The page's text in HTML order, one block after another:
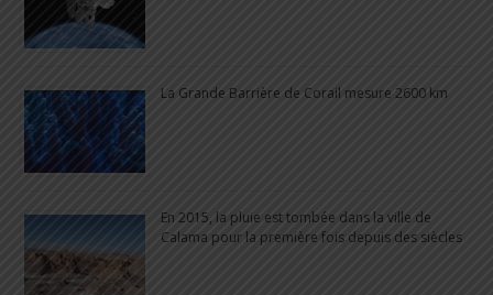
La Grande Barrière de Corail mesure 2600 km
En 2015, la pluie est tombée dans la ville de
Calama pour la première fois depuis des siècles